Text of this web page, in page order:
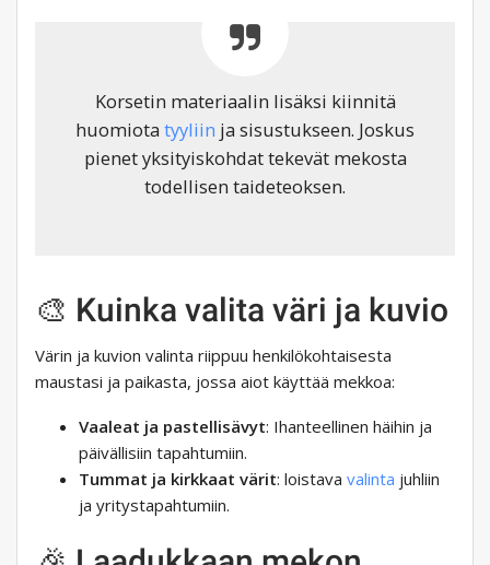
Korsetin materiaalin lisäksi kiinnitä
huomiota tyyliin ja sisustukseen. Joskus
pienet yksityiskohdat tekevät mekosta
todellisen taideteoksen.
🎨 Kuinka valita väri ja kuvio
Värin ja kuvion valinta riippuu henkilökohtaisesta
maustasi ja paikasta, jossa aiot käyttää mekkoa:
Vaaleat ja pastellisävyt: Ihanteellinen häihin ja
päivällisiin tapahtumiin.
Tummat ja kirkkaat värit: loistava valinta juhliin
ja yritystapahtumiin.